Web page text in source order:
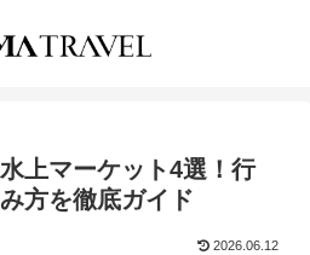
上マーケット4選！行
方を徹底ガイド
2026.06.12